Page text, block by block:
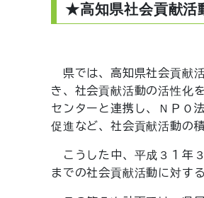
★高知県社会貢献活
県では、高知県社会貢献
き、社会貢献活動の活性化
センターと連携し、ＮＰＯ
促進など、社会貢献活動の
こうした中、平成３１年
までの社会貢献活動に対す